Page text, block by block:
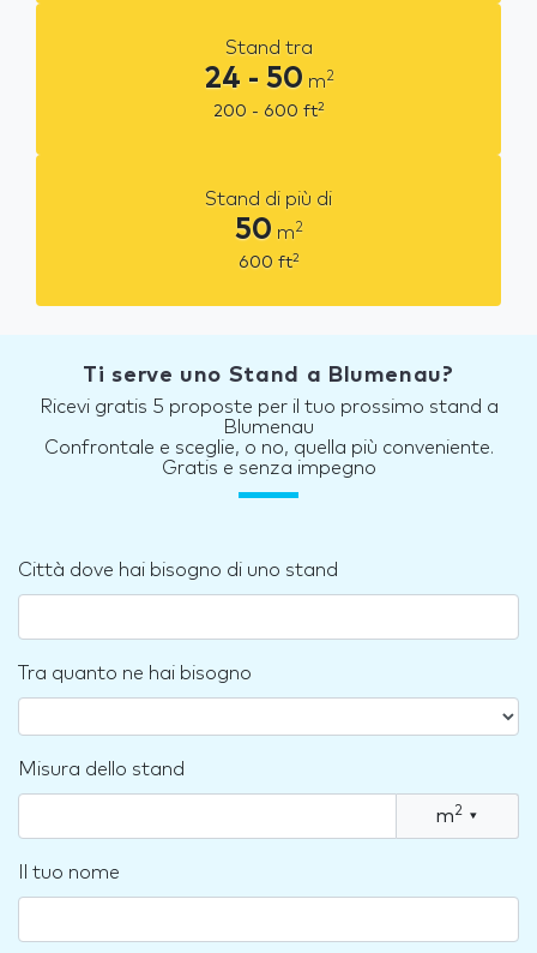
Stand tra
24 - 50 m2
200 - 600 ft2
Stand di più di
50 m2
600 ft2
Ti serve uno Stand a Blumenau?
Ricevi gratis 5 proposte per il tuo prossimo stand a
Blumenau
Confrontale e sceglie, o no, quella più conveniente.
Gratis e senza impegno
Città dove hai bisogno di uno stand
Tra quanto ne hai bisogno
Misura dello stand
m2 ▾
Il tuo nome